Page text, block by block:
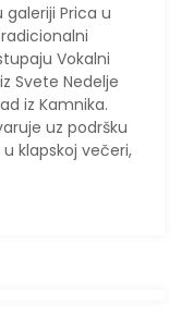
galeriji Prica u
Vokalni
Svete Nedelje
iz Kamnika.
uz podršku
klapskoj večeri,